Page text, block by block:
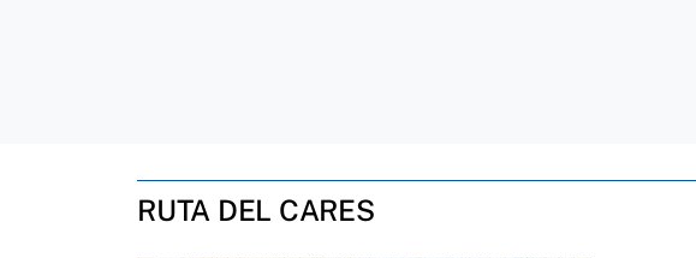
RUTA DEL CARES